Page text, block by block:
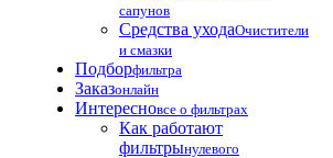
сапунов
Средства уходаОчистители
и смазки
Подборфильтра
Заказонлайн
Интересновсе о фильтрах
Как работают
фильтрынулевого